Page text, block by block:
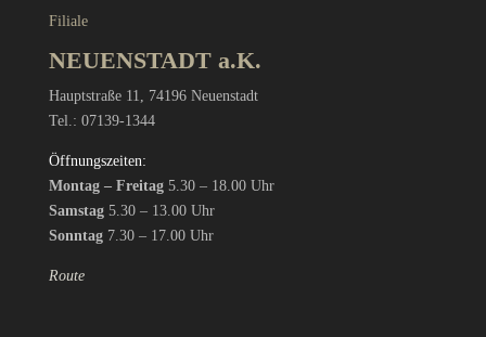
Filiale
NEUENSTADT a.K.
Hauptstraße 11, 74196 Neuenstadt
Tel.: 07139-1344
Öffnungszeiten:
Montag – Freitag 5.30 – 18.00 Uhr
Samstag 5.30 – 13.00 Uhr
Sonntag 7.30 – 17.00 Uhr
Route